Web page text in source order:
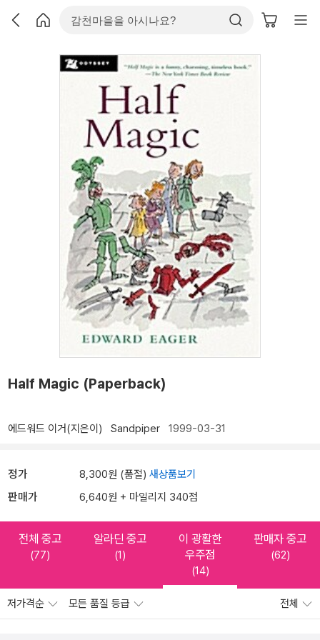
Half Magic (Paperback)
에드워드 이거(지은이) Sandpiper 1999-03-31
정가 8,300원 (품절) 새상품보기
판매가 6,640원 + 마일리지 340점
전체 중고
(77)
알라딘 중고
(1)
이 광활한
우주점
(14)
판매자 중고
(62)
저가격순 모든 품질 등급 전체